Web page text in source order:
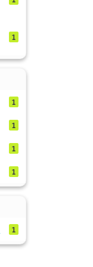
1
1
1
1
1
1